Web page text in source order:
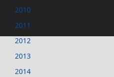
2010
2011
2012
2013
2014